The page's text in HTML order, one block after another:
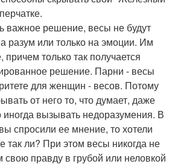
важное решение, весы не будут
разум или только на эмоции. Им
причем только так получается
решение. Парни - весы
для женщин - весов. Потому
от него то, что думает, даже
иногда вызывать недоразумения. В
спросили ее мнение, то хотели
так ли? При этом весы никогда не
свою правду в грубой или неловкой